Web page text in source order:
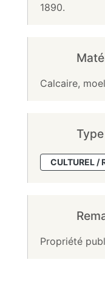
1890.
Calcaire,
CULTUREL /
Propriété